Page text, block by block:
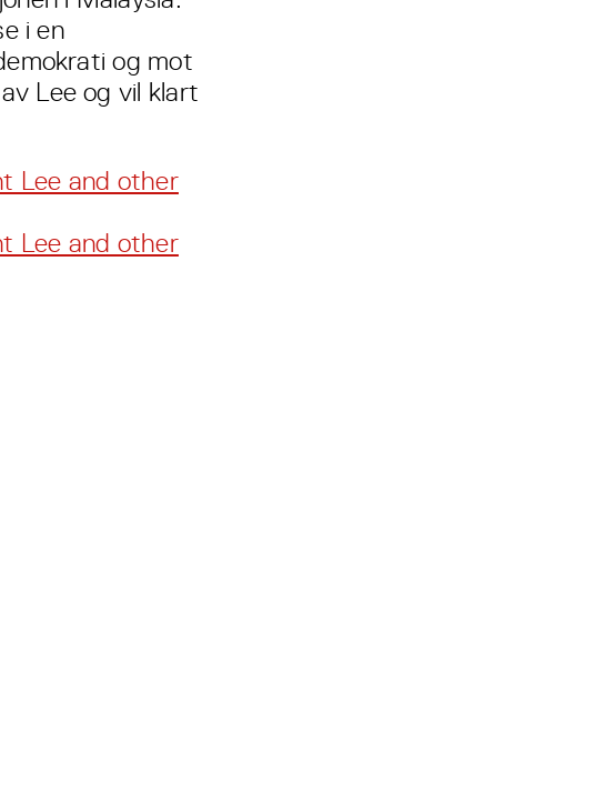
i en
og mot
Lee og vil klart
Lee and other
Lee and other